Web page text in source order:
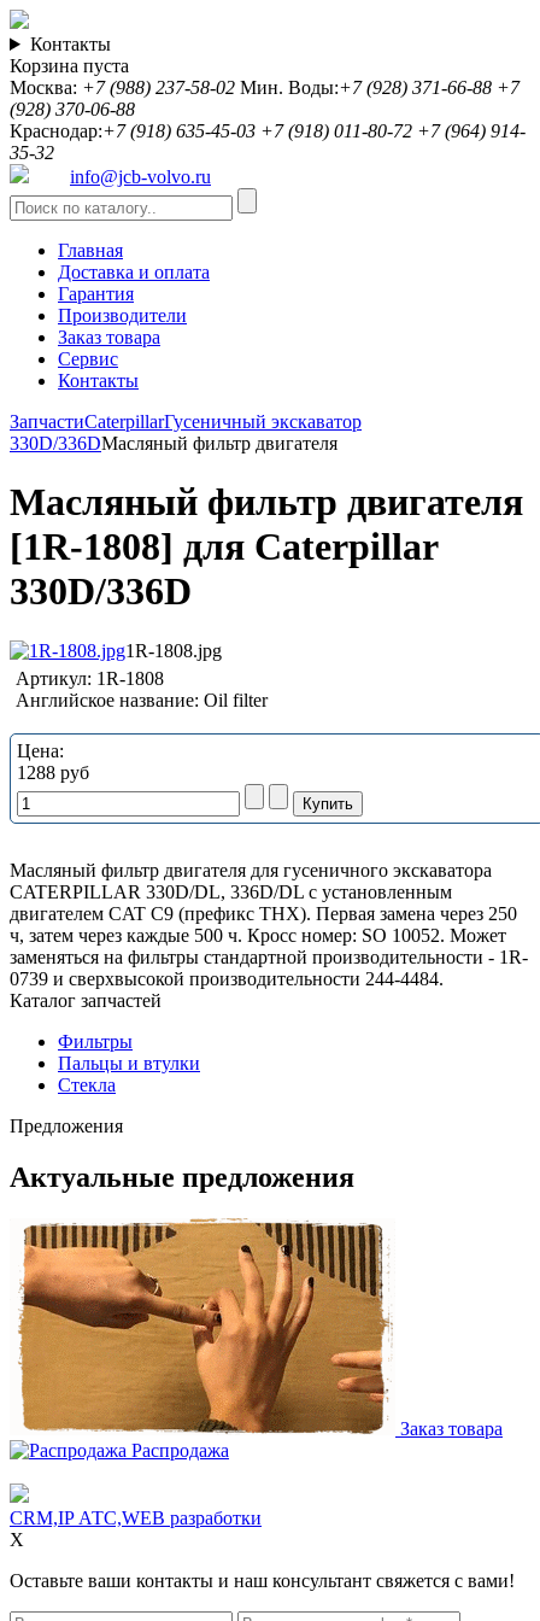
Контакты
Корзина пуста
Москва: +7 (988) 237-58-02 Мин. Воды:+7 (928) 371-66-88 +7
(928) 370-06-88
Краснодар:+7 (918) 635-45-03 +7 (918) 011-80-72 +7 (964) 914-
35-32
info@jcb-volvo.ru
Главная
Доставка и оплата
Гарантия
Производители
Заказ товара
Сервис
Контакты
ЗапчастиCaterpillarГусеничный экскаватор
330D/336DМасляный фильтр двигателя
Масляный фильтр двигателя
[1R-1808] для Caterpillar
330D/336D
1R-1808.jpg
Артикул: 1R-1808
Английское название: Oil filter
Цена:
1288 руб
Масляный фильтр двигателя для гусеничного экскаватора
CATERPILLAR 330D/DL, 336D/DL с установленным
двигателем CAT C9 (префикс THX). Первая замена через 250
ч, затем через каждые 500 ч. Кросс номер: SO 10052. Может
заменяться на фильтры стандартной производительности - 1R-
0739 и сверхвысокой производительности 244-4484.
Каталог запчастей
Фильтры
Пальцы и втулки
Стекла
Предложения
Актуальные предложения
Заказ товара
Распродажа
CRM,IP АТС,WEB разработки
X
Оставьте ваши контакты и наш консультант свяжется с вами!